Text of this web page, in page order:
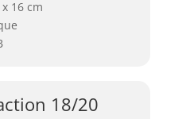
16 cm
18/20